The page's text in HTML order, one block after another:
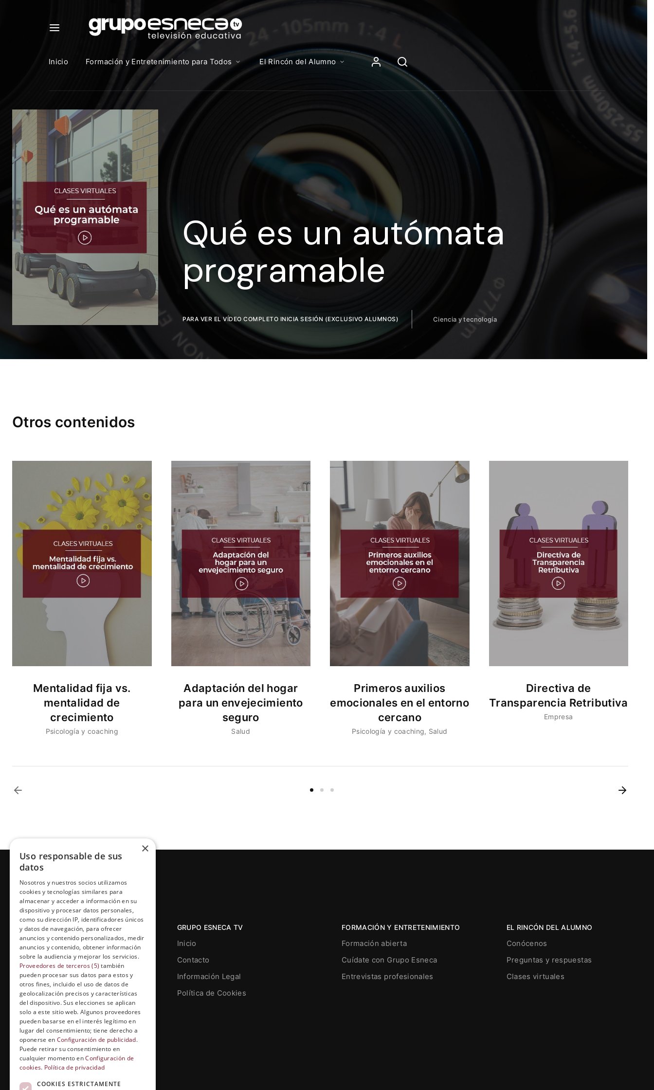
Inicio Formación y Entretenimiento para Todos El Rincón del Alumno
Qué es un autómata
programable
PARA VER EL VÍDEO COMPLETO INICIA SESIÓN (EXCLUSIVO ALUMNOS) Ciencia y tecnología
Otros contenidos
Mentalidad fija vs.
mentalidad de
crecimiento
Psicología y coaching
Adaptación del hogar
para un envejecimiento
seguro
Salud
Primeros auxilios
emocionales en el entorno
cercano
Psicología y coaching Salud
Directiva de
Transparencia Retributiva
Empresa
Grupo Esneca TV
Calle Prat de la Riba, 22, Entresuelo
(local 5)
25004, Lleida. España
contenidos@grupoesneca.tv
GRUPO ESNECA TV
Inicio
Contacto
Información Legal
Política de Cookies
FORMACIÓN Y ENTRETENIMIENTO
Formación abierta
Cuídate con Grupo Esneca
Entrevistas profesionales
EL RINCÓN DEL ALUMNO
Conócenos
Preguntas y respuestas
Clases virtuales
Contenidos, programas y recursos educativos de Grupo Esneca TV
Iniciar Sesión
Para iniciar sesión debes introducir el mismo usuario y contraseña
https://elcampusonline.com
Dirección de correo electrónico
ENTRAR
Recuérdame
×
Uso responsable de sus
datos
Nosotros y nuestros socios utilizamos
cookies y tecnologías similares para
almacenar y acceder a información en su
dispositivo y procesar datos personales,
como su dirección IP, identificadores únicos
y datos de navegación, para ofrecer
anuncios y contenido personalizados, medir
anuncios y contenido, obtener información
sobre la audiencia y mejorar los servicios.
Proveedores de terceros (5) también
pueden procesar sus datos para estos y
otros fines, incluido el uso de datos de
geolocalización precisos y características
del dispositivo. Sus elecciones se aplican
solo a este sitio web. Algunos proveedores
pueden basarse en el interés legítimo en
lugar del consentimiento; tiene derecho a
oponerse en Configuración de publicidad.
Puede retirar su consentimiento en
cualquier momento enConfiguración de
cookies. Política de privacidad
COOKIES ESTRICTAMENTE